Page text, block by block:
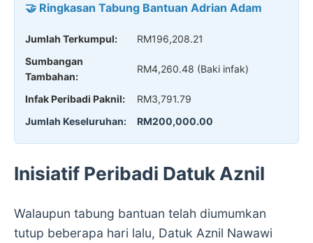
🤝 Ringkasan Tabung Bantuan Adrian Adam
Jumlah Terkumpul:
RM196,208.21
Sumbangan
Tambahan:
RM4,260.48 (Baki infak)
Infak Peribadi Paknil:
RM3,791.79
Jumlah Keseluruhan:
RM200,000.00
Inisiatif Peribadi Datuk Aznil
Walaupun tabung bantuan telah diumumkan
tutup beberapa hari lalu, Datuk Aznil Nawawi